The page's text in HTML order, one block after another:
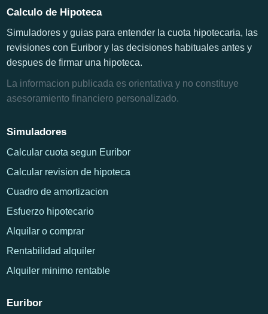
Calculo de Hipoteca
Simuladores y guias para entender la cuota hipotecaria, las
revisiones con Euribor y las decisiones habituales antes y
despues de firmar una hipoteca.
La informacion publicada es orientativa y no constituye
asesoramiento financiero personalizado.
Simuladores
Calcular cuota segun Euribor
Calcular revision de hipoteca
Cuadro de amortizacion
Esfuerzo hipotecario
Alquilar o comprar
Rentabilidad alquiler
Alquiler minimo rentable
Euribor